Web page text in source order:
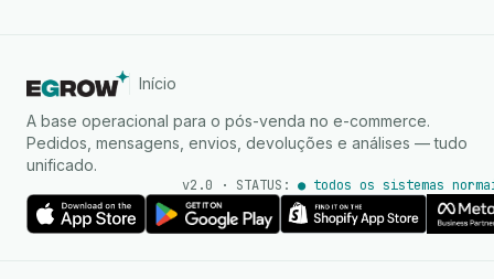
Início
A base operacional para o pós-venda no e-commerce.
Pedidos, mensagens, envios, devoluções e análises — tudo
unificado.
v2.0 · STATUS: ● todos os sistemas